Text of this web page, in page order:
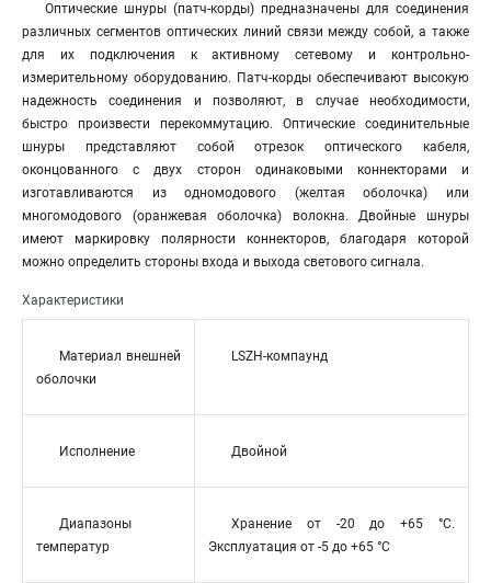
Оптические шнуры (патч-корды) предназначены для соединения
различных сегментов оптических линий связи между собой, а также
для их подключения к активному сетевому и контрольно-
измерительному оборудованию. Патч-корды обеспечивают высокую
надежность соединения и позволяют, в случае необходимости,
быстро произвести перекоммутацию. Оптические соединительные
шнуры представляют собой отрезок оптического кабеля,
оконцованного с двух сторон одинаковыми коннекторами и
изготавливаются из одномодового (желтая оболочка) или
многомодового (оранжевая оболочка) волокна. Двойные шнуры
имеют маркировку полярности коннекторов, благодаря которой
можно определить стороны входа и выхода светового сигнала.
Характеристики
Материал внешней
оболочки
LSZH-компаунд
Исполнение Двойной
Диапазоны
температур
Хранение от -20 до +65 °C.
Эксплуатация от -5 до +65 °C